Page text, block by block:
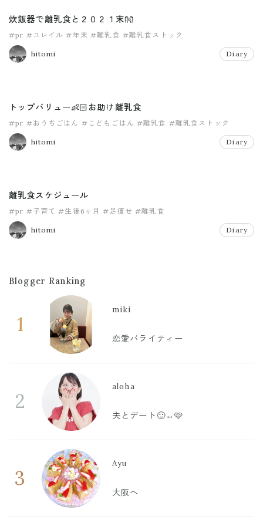
炊飯器で離乳食と２０２１末👐
#pr #ユレイル #年末 #離乳食 #離乳食ストック
hitomi Diary
トップバリュー👶🏻お助け離乳食
#pr #おうちごはん #こどもごはん #離乳食 #離乳食ストック
hitomi Diary
離乳食スケジュール
#pr #子育て #生後6ヶ月 #足痩せ #離乳食
hitomi Diary
Blogger Ranking
1
miki
恋愛バライティー
2
aloha
夫とデート🙂‍↔️🩷
3
Ayu
大阪へ